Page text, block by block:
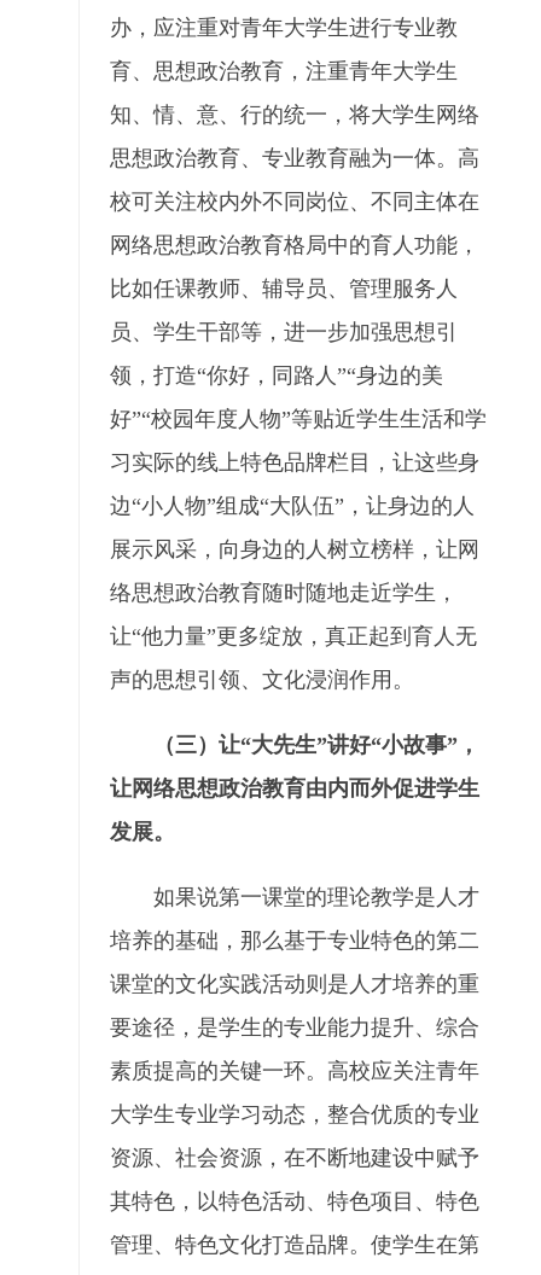
办，应注重对青年大学生进行专业教
育、思想政治教育，注重青年大学生
知、情、意、行的统一，将大学生网络
思想政治教育、专业教育融为一体。高
校可关注校内外不同岗位、不同主体在
网络思想政治教育格局中的育人功能，
比如任课教师、辅导员、管理服务人
员、学生干部等，进一步加强思想引
领，打造“你好，同路人”“身边的美
好”“校园年度人物”等贴近学生生活和学
习实际的线上特色品牌栏目，让这些身
边“小人物”组成“大队伍”，让身边的人
展示风采，向身边的人树立榜样，让网
络思想政治教育随时随地走近学生，
让“他力量”更多绽放，真正起到育人无
声的思想引领、文化浸润作用。
（三）让“大先生”讲好“小故事”，
让网络思想政治教育由内而外促进学生
发展。
如果说第一课堂的理论教学是人才
培养的基础，那么基于专业特色的第二
课堂的文化实践活动则是人才培养的重
要途径，是学生的专业能力提升、综合
素质提高的关键一环。高校应关注青年
大学生专业学习动态，整合优质的专业
资源、社会资源，在不断地建设中赋予
其特色，以特色活动、特色项目、特色
管理、特色文化打造品牌。使学生在第